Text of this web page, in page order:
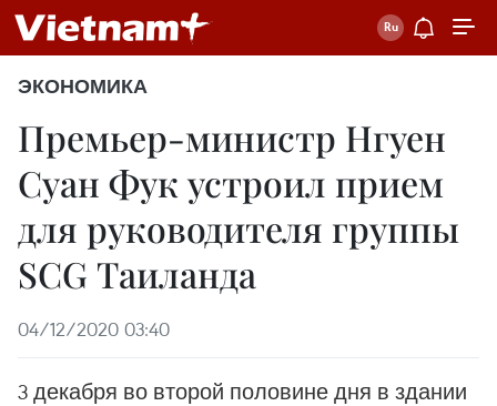
ЭКОНОМИКА
Премьер-министр Нгуен
Суан Фук устроил прием
для руководителя группы
SCG Таиланда
04/12/2020 03:40
3 декабря во второй половине дня в здании